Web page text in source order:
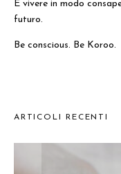
E vivere in modo
futuro.
Be conscious. Be Koroo.
ARTICOLI RECENTI